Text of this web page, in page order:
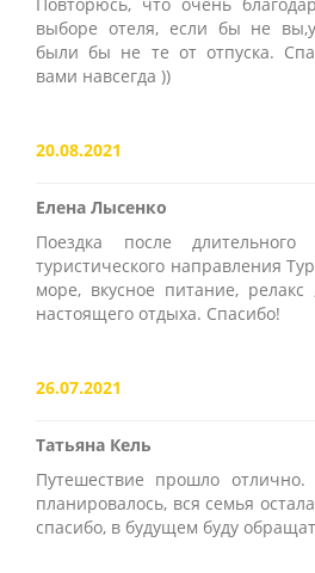
выборе отеля, если бы не
были бы не те от отпуска.
вами навсегда ))
20.08.2021
Елена Лысенко
Поездка после длительного
туристического направления
море, вкусное питание,
настоящего отдыха. Спасибо!
26.07.2021
Татьяна Кель
Путешествие прошло
планировалось, вся семья
спасибо, в будущем буду